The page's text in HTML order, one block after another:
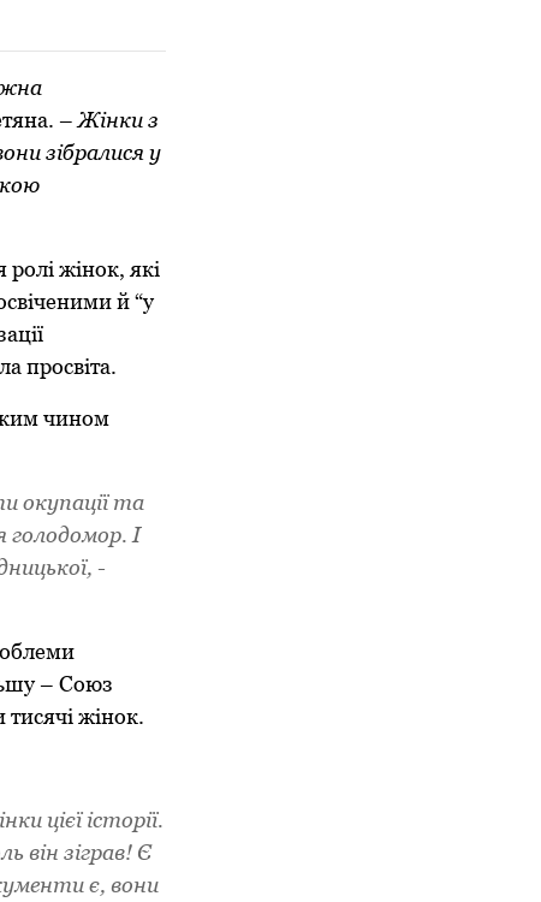
– Жінки з
зібралися у
ролі жінок, які
й “у
просвіта.
чином
окупації та
голодомор. І
-
– Союз
жінок.
цієї історії.
він зіграв! Є
є, вони